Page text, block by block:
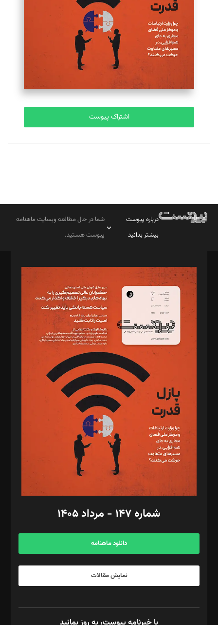
اشتراک پیوست
درباره پیوست
بیشتر بدانید
شما در حال مطالعه وبسایت ماهنامه
پیوست هستید.
مدیر مسئول: محمدباقر اثنی‌عشری
سردبیر: مهرک محمودی
دبیر تحریریه: میثم قاسمی
د‌بیر ناداستان: سمانه سمیع
د‌بیر خدمت و تجارت: ابوالفضل رجبی
د‌بیر حقوق فناوری: حسام‌الدین ایپکچی
د‌بیر پیوست جهان: مینا پاکدل
د‌بیر تحریریه آنلاین: بابک نقاش
تحریریه‌: مجتبی محمود‌ی، آرش برهمند، یسنا امان‌پور، سروش کرمیان،
مصطفی مسجدی آرانی، ابوالفضل رجبی، زهرا فکرانه، فائزه فتحی
رستمی،مصطفی باستان
ویرایش: نگار استاد‌‌آقا
طراح یونیفرم: مجید توکلی
فیلمبرداری و عکاسی: امیر شفیعی، مانی لطفی زاده
گرافیک و صفحه‌آرایی: سید‌سبحان‌علی ثابت
مد‌یر توسعه تجاری: کامبیز برید‌
امور مالی: شاپور رهبری، محمد‌ کاظمی‌نیا
آگهی و مشترکین: ۰۹۱۹۹۹۹۰۴۵۴
شماره ۱۴۷ - مرداد ۱۴۰۵
دانلود ماهنامه
نمایش مقالات